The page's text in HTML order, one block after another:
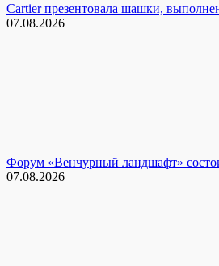
Cartier презентовала шашки,
07.08.2026
Форум «Венчурный ландшафт»
07.08.2026